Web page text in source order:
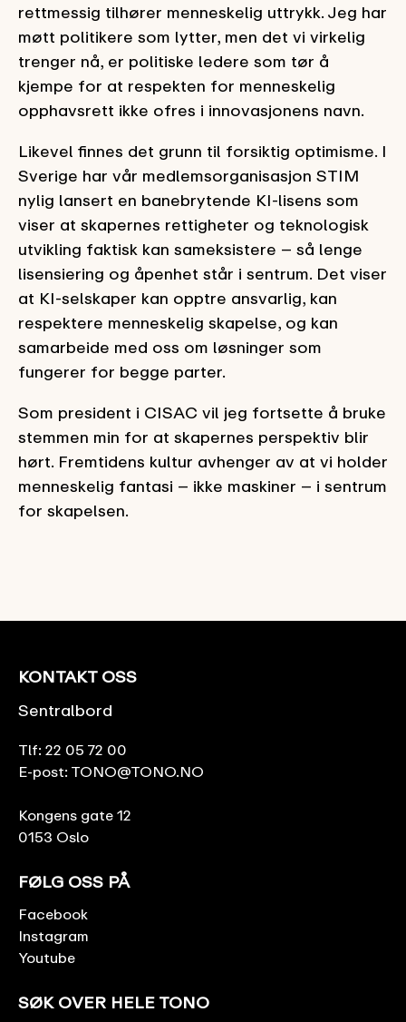
rettmessig tilhører menneskelig uttrykk. Jeg har
møtt politikere som lytter, men det vi virkelig
trenger nå, er politiske ledere som tør å
kjempe for at respekten for menneskelig
opphavsrett ikke ofres i innovasjonens navn.
Likevel finnes det grunn til forsiktig optimisme. I
Sverige har vår medlemsorganisasjon STIM
nylig lansert en banebrytende KI-lisens som
viser at skapernes rettigheter og teknologisk
utvikling faktisk kan sameksistere – så lenge
lisensiering og åpenhet står i sentrum. Det viser
at KI-selskaper kan opptre ansvarlig, kan
respektere menneskelig skapelse, og kan
samarbeide med oss om løsninger som
fungerer for begge parter.
Som president i CISAC vil jeg fortsette å bruke
stemmen min for at skapernes perspektiv blir
hørt. Fremtidens kultur avhenger av at vi holder
menneskelig fantasi – ikke maskiner – i sentrum
for skapelsen.
KONTAKT OSS
Sentralbord
Tlf: 22 05 72 00
E-post: TONO@TONO.NO
Kongens gate 12
0153 Oslo
FØLG OSS PÅ
Facebook
Instagram
Youtube
SØK OVER HELE TONO